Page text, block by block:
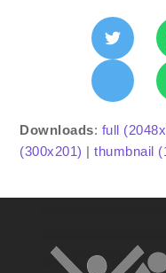
Downloads: full
(300x201) |thumbnail